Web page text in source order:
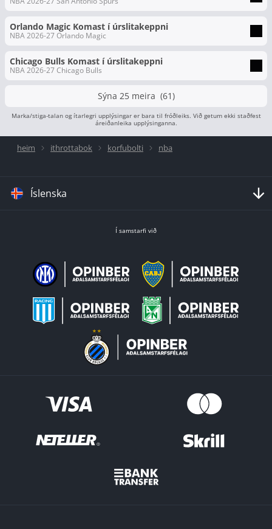
Orlando Magic Komast í úrslitakeppni
NBA 2026-27 Orlando Magic
Chicago Bulls Komast í úrslitakeppni
NBA 2026-27 Chicago Bulls
Sýna 25 meira (61)
Marka/stiga-talan og ítarlegri upplýsingar er bara til fróðleiks. Við getum ekki staðfest
áreiðanleika upplýsinganna.
heim ithrottabok korfubolti nba
Íslenska
Í samstarfi við